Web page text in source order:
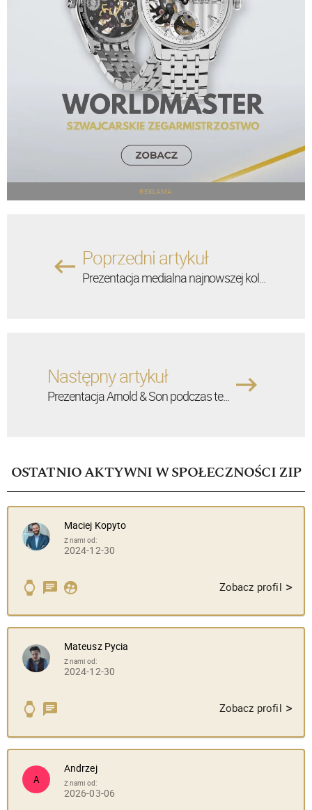
REKLAMA
Poprzedni artykuł
Prezentacja medialna najnowszej kol...
Następny artykuł
Prezentacja Arnold & Son podczas te...
OSTATNIO AKTYWNI W SPOŁECZNOŚCI ZIP
Maciej Kopyto
Z nami od:
2024-12-30
Zobacz profil >
Mateusz Pycia
Z nami od:
2024-12-30
Zobacz profil >
A
Andrzej
Z nami od:
2026-03-06